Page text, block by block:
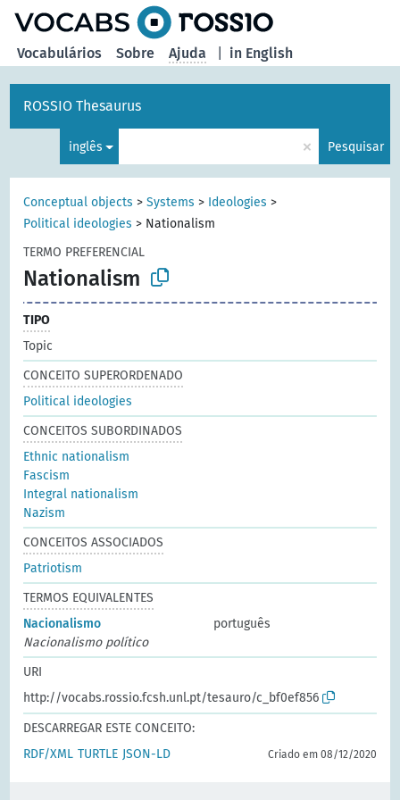
in English
Vocabulários Sobre Ajuda
ROSSIO Thesaurus
inglês × Pesquisar
Conceptual objects >Systems > Ideologies >
Political ideologies > Nationalism
TERMO PREFERENCIAL
Nationalism
TIPO
Topic
CONCEITO SUPERORDENADO
Political ideologies
CONCEITOS SUBORDINADOS
Ethnic nationalism
Fascism
Integral nationalism
Nazism
CONCEITOS ASSOCIADOS
Patriotism
TERMOS EQUIVALENTES
Nacionalismo
português
Nacionalismo político
URI
http://vocabs.rossio.fcsh.unl.pt/tesauro/c_bf0ef856
DESCARREGAR ESTE CONCEITO:
RDF/XML TURTLE JSON-LD Criado em 08/12/2020